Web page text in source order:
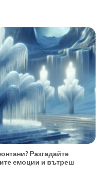
Разгадайте
емоции и вътреш